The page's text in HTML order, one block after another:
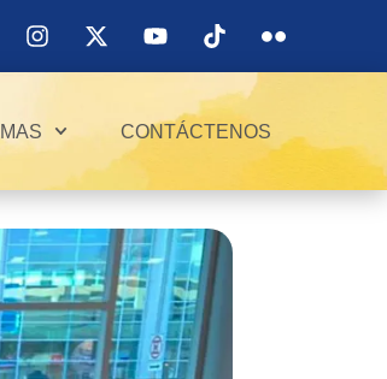
CONTÁCTENOS